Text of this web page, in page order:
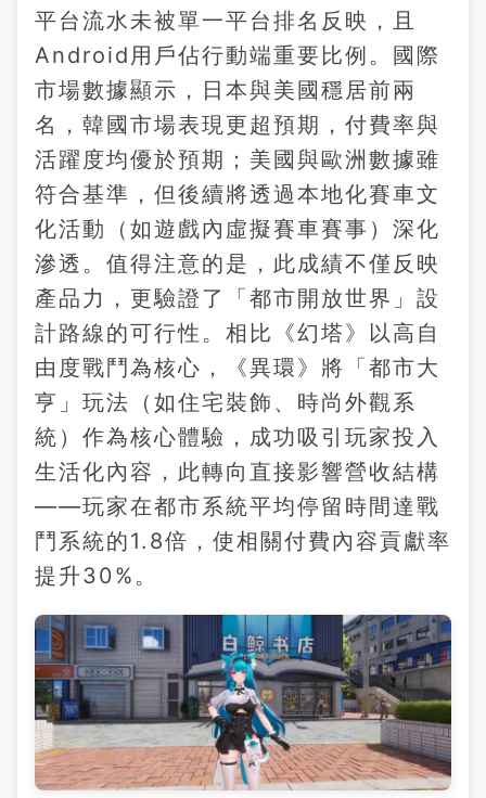
平台流水未被單一平台排名反映，且
Android用戶佔行動端重要比例。國際
市場數據顯示，日本與美國穩居前兩
名，韓國市場表現更超預期，付費率與
活躍度均優於預期；美國與歐洲數據雖
符合基準，但後續將透過本地化賽車文
化活動（如遊戲內虛擬賽車賽事）深化
滲透。值得注意的是，此成績不僅反映
產品力，更驗證了「都市開放世界」設
計路線的可行性。相比《幻塔》以高自
由度戰鬥為核心，《異環》將「都市大
亨」玩法（如住宅裝飾、時尚外觀系
統）作為核心體驗，成功吸引玩家投入
生活化內容，此轉向直接影響營收結構
——玩家在都市系統平均停留時間達戰
鬥系統的1.8倍，使相關付費內容貢獻率
提升30%。